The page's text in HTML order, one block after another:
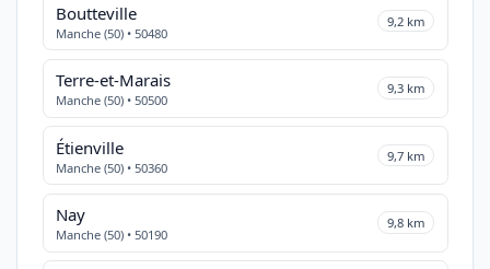
Boutteville
Manche (50) • 50480
9,2 km
Terre-et-Marais
Manche (50) • 50500
9,3 km
Étienville
Manche (50) • 50360
9,7 km
Nay
Manche (50) • 50190
9,8 km